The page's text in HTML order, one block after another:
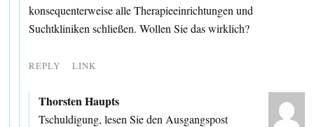
konsequenterweise alle Therapieeinrichtungen und
Suchtkliniken schließen. Wollen Sie das wirklich?
REPLY LINK
Thorsten Haupts
Tschuldigung, lesen Sie den Ausgangspost